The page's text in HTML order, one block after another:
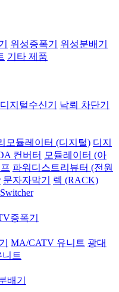
위성증폭기
위성분배기
기타 제품
지털수신기
낙뢰 차단기
모듈레이터 (디지털) 디지
컨버터 모듈레이터 (아
파워디스트리뷰터 (전원
문자자막기
렉 (RACK)
증폭기
MA/CATV 유니트 광대
트
배기